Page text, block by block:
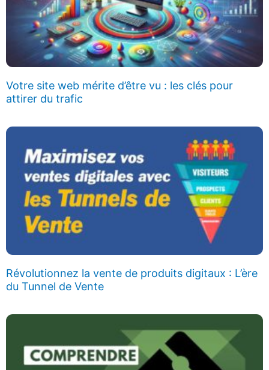
Votre site web mérite d’être vu : les clés pour
attirer du trafic
Révolutionnez la vente de produits digitaux : L’ère
du Tunnel de Vente